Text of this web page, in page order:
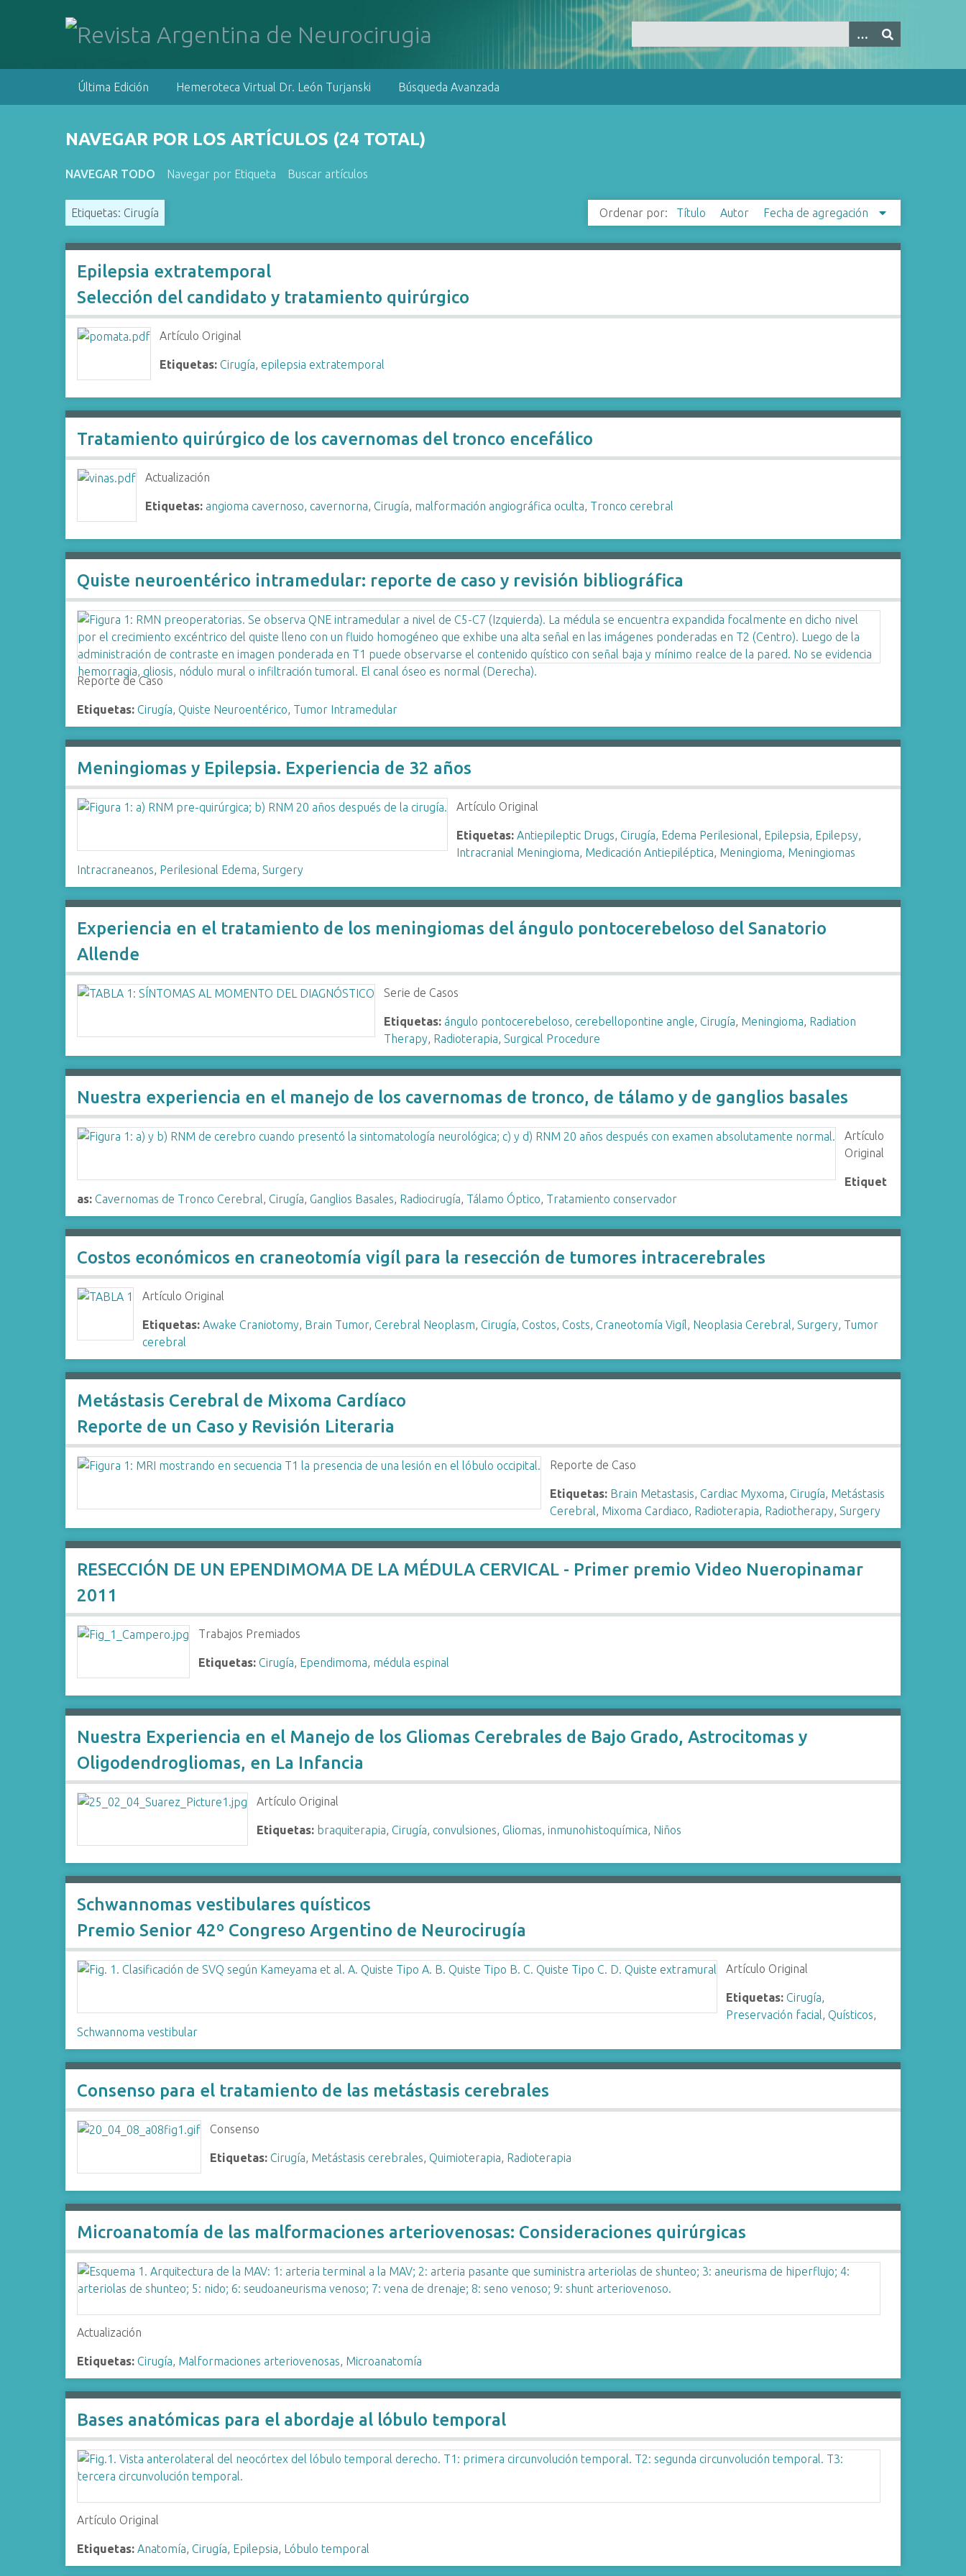
Última Edición Hemeroteca Virtual Dr. León Turjanski Búsqueda Avanzada
NAVEGAR POR LOS ARTÍCULOS (24 TOTAL)
NAVEGAR TODO Navegar por Etiqueta Buscar artículos
Etiquetas: Cirugía Ordenar por: Título Autor Fecha de agregación
Epilepsia extratemporal
Selección del candidato y tratamiento quirúrgico
Artículo Original
Etiquetas: Cirugía,epilepsia extratemporal
Tratamiento quirúrgico de los cavernomas del tronco encefálico
Actualización
Etiquetas: angioma cavernoso,cavernorna,Cirugía, malformación angiográfica oculta, Tronco cerebral
Quiste neuroentérico intramedular: reporte de caso y revisión bibliográfica
Reporte de Caso
Etiquetas: Cirugía,Quiste Neuroentérico, Tumor Intramedular
Meningiomas y Epilepsia. Experiencia de 32 años
Artículo Original
Etiquetas: Antiepileptic Drugs,Cirugía, Edema Perilesional, Epilepsia, Epilepsy,
Intracranial Meningioma, Medicación Antiepiléptica, Meningioma, Meningiomas
Intracraneanos, Perilesional Edema,Surgery
Experiencia en el tratamiento de los meningiomas del ángulo pontocerebeloso del Sanatorio
Allende
Serie de Casos
Etiquetas: ángulo pontocerebeloso,cerebellopontine angle,Cirugía, Meningioma, Radiation
Therapy, Radioterapia,Surgical Procedure
Nuestra experiencia en el manejo de los cavernomas de tronco, de tálamo y de ganglios basales
Artículo
Original
Etiquet
as: Cavernomas de Tronco Cerebral,Cirugía,Ganglios Basales, Radiocirugía, Tálamo Óptico, Tratamiento conservador
Costos económicos en craneotomía vigíl para la resección de tumores intracerebrales
Artículo Original
Etiquetas: Awake Craniotomy, Brain Tumor,Cerebral Neoplasm,Cirugía,Costos,Costs,Craneotomía Vigíl, Neoplasia Cerebral,Surgery, Tumor
cerebral
Metástasis Cerebral de Mixoma Cardíaco
Reporte de un Caso y Revisión Literaria
Reporte de Caso
Etiquetas: Brain Metastasis,Cardiac Myxoma,Cirugía, Metástasis
Cerebral, Mixoma Cardiaco, Radioterapia, Radiotherapy,Surgery
RESECCIÓN DE UN EPENDIMOMA DE LA MÉDULA CERVICAL - Primer premio Video Nueropinamar
2011
Trabajos Premiados
Etiquetas: Cirugía, Ependimoma, médula espinal
Nuestra Experiencia en el Manejo de los Gliomas Cerebrales de Bajo Grado, Astrocitomas y
Oligodendrogliomas, en La Infancia
Artículo Original
Etiquetas: braquiterapia,Cirugía,convulsiones,Gliomas,inmunohistoquímica, Niños
Schwannomas vestibulares quísticos
Premio Senior 42º Congreso Argentino de Neurocirugía
Artículo Original
Etiquetas: Cirugía,
Preservación facial,Quísticos,
Schwannoma vestibular
Consenso para el tratamiento de las metástasis cerebrales
Consenso
Etiquetas: Cirugía, Metástasis cerebrales,Quimioterapia, Radioterapia
Microanatomía de las malformaciones arteriovenosas: Consideraciones quirúrgicas
Actualización
Etiquetas: Cirugía, Malformaciones arteriovenosas, Microanatomía
Bases anatómicas para el abordaje al lóbulo temporal
Artículo Original
Etiquetas: Anatomía,Cirugía, Epilepsia, Lóbulo temporal